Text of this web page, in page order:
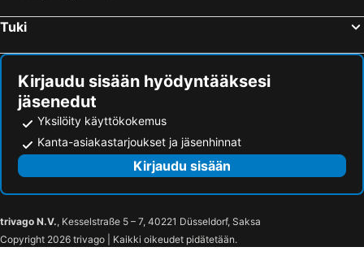
Tuki
Kirjaudu sisään hyödyntääksesi
jäsenedut
Yksilöity käyttökokemus
Kanta-asiakastarjoukset ja jäsenhinnat
Kirjaudu sisään
trivago N.V., Kesselstraße 5 – 7, 40221 Düsseldorf, Saksa
Copyright 2026 trivago | Kaikki oikeudet pidätetään.